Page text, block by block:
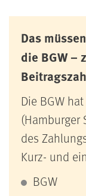
Das
die BGW –
Die BGW
(Hamburger
des
Kurz- und
BGW